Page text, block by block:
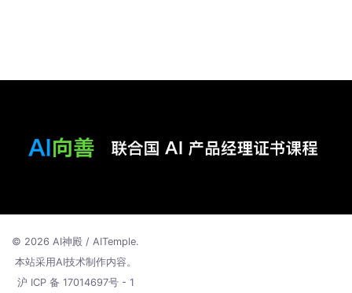
© 2026 AI神殿 / AITemple.
本站采用AI技术制作内容。
沪 ICP 备 17014697号 - 1